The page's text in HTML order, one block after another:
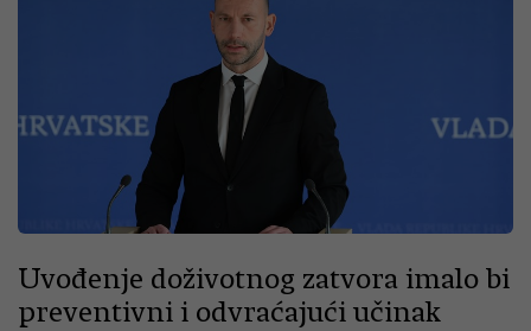
Uvođenje doživotnog zatvora imalo bi
preventivni i odvraćajući učinak